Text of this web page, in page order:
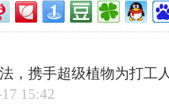
，携手超级植物为打工
15:42